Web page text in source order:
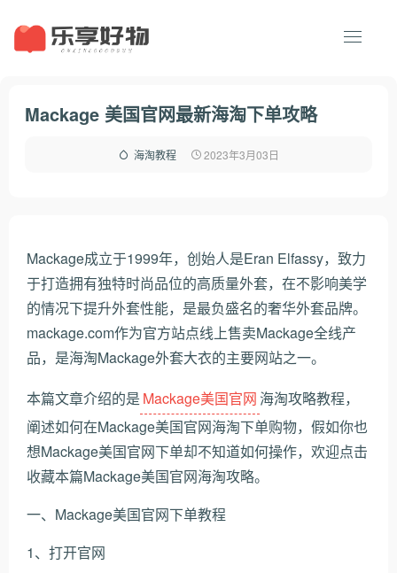
Mackage 美国官网最新海淘下单攻略
海淘教程 2023年3月03日
Mackage成立于1999年，创始人是Eran Elfassy，致力
于打造拥有独特时尚品位的高质量外套，在不影响美学
的情况下提升外套性能，是最负盛名的奢华外套品牌。
mackage.com作为官方站点线上售卖Mackage全线产
品，是海淘Mackage外套大衣的主要网站之一。
本篇文章介绍的是 Mackage美国官网 海淘攻略教程，
阐述如何在Mackage美国官网海淘下单购物，假如你也
想Mackage美国官网下单却不知道如何操作，欢迎点击
收藏本篇Mackage美国官网海淘攻略。
一、Mackage美国官网下单教程
1、打开官网